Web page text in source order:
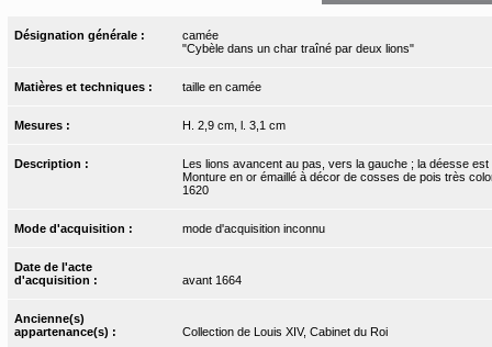
Désignation générale :
camée
"Cybèle dans un char traîné par deux lions"
Matières et techniques : taille en camée
Mesures : H. 2,9 cm, l. 3,1 cm
Description :
Les lions avancent au pas, vers la gauche ; la déesse
Monture en or émaillé à décor de cosses de pois très
1620
Mode d'acquisition : mode d'acquisition inconnu
Date de l'acte
d'acquisition :
avant 1664
Ancienne(s)
appartenance(s) :
Collection de Louis XIV, Cabinet du Roi